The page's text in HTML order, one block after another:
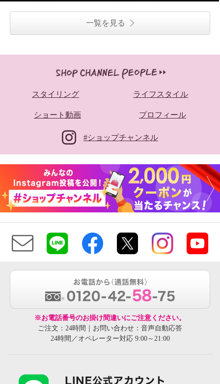
一覧を見る
スタイリング ライフスタイル
ショート動画 プロフィール
#ショップチャンネル
※お電話番号のお掛け間違いにご注意ください。
ご注文：24時間｜お問い合わせ：音声自動応答
24時間／オペレーター対応 9:00～21:00